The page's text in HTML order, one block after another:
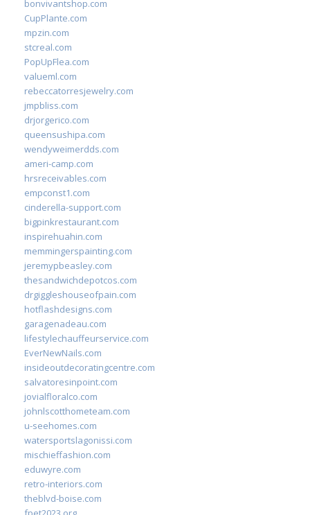
bonvivantshop.com
CupPlante.com
mpzin.com
stcreal.com
PopUpFlea.com
valueml.com
rebeccatorresjewelry.com
jmpbliss.com
drjorgerico.com
queensushipa.com
wendyweimerdds.com
ameri-camp.com
hrsreceivables.com
empconst1.com
cinderella-support.com
bigpinkrestaurant.com
inspirehuahin.com
memmingerspainting.com
jeremypbeasley.com
thesandwichdepotcos.com
drgiggleshouseofpain.com
hotflashdesigns.com
garagenadeau.com
lifestylechauffeurservice.com
EverNewNails.com
insideoutdecoratingcentre.com
salvatoresinpoint.com
jovialfloralco.com
johnlscotthometeam.com
u-seehomes.com
watersportslagonissi.com
mischieffashion.com
eduwyre.com
retro-interiors.com
theblvd-boise.com